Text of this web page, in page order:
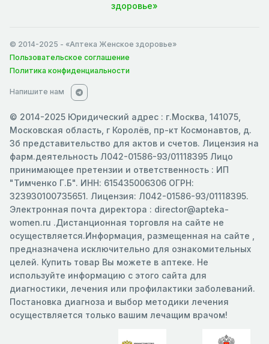
здоровье»
© 2014-2025 - «Аптека Женское здоровье»
Пользовательское соглашение
Политика конфиденциальности
Напишите нам
© 2014-2025 Юридический адрес : г.Москва, 141075,
Московская область, г Королёв, пр-кт Космонавтов, д.
3б представительство для актов и счетов. Лицензия на
фарм.деятельность Л042-01586-93/01118395 Лицо
принимающее претензии и ответственность : ИП
"Тимченко Г.Б". ИНН: 615435006306 ОГРН:
323930100735651. Лицензия: Л042-01586-93/01118395.
Электронная почта директора : director@apteka-
women.ru .Дистанционная торговля на сайте не
осуществляется.Информация, размещенная на сайте ,
предназначена исключительно для ознакомительных
целей. Купить товар Вы можете в аптеке. Не
используйте информацию с этого сайта для
диагностики, лечения или профилактики заболеваний.
Постановка диагноза и выбор методики лечения
осуществляется только вашим лечащим врачом!